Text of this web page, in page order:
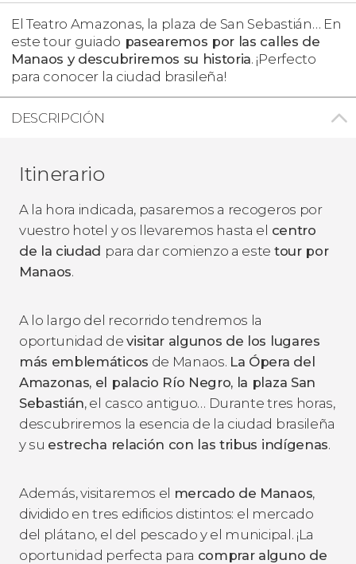
El Teatro Amazonas, la plaza de San Sebastián… En
este tour guiado pasearemos por las calles de
Manaos y descubriremos su historia. ¡Perfecto
para conocer la ciudad brasileña!
DESCRIPCIÓN
Itinerario
A la hora indicada, pasaremos a recogeros por
vuestro hotel y os llevaremos hasta el centro
de la ciudad para dar comienzo a este tour por
Manaos.
A lo largo del recorrido tendremos la
oportunidad devisitar algunos de los lugares
más emblemáticos de Manaos. La Ópera del
Amazonas, el palacio Río Negro, la plaza San
Sebastián, el casco antiguo… Durante tres horas,
descubriremos la esencia de la ciudad brasileña
y su estrecha relación con las tribus indígenas.
Además, visitaremos el mercado de Manaos,
dividido en tres edificios distintos: el mercado
del plátano, el del pescado y el municipal. ¡La
oportunidad perfecta para comprar alguno de